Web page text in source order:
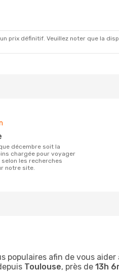
prix définitif. Veuillez noter que la
chargée pour voyager
selon les recherches
notre site.
populaires afin de vous aider
Toulouse, près de 13h